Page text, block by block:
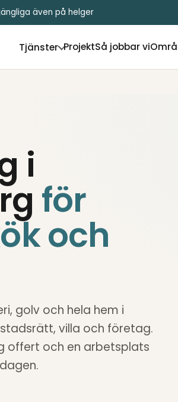
även på helger
Tjänster ProjektSå jobbar vi
i
för
och
golv och hela hem i
villa och företag.
offert och en arbetsplats